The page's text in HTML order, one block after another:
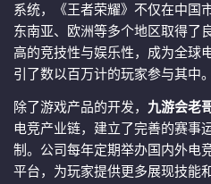
系统，《王者荣耀》不仅在中国
东南亚、欧洲等多个地区取得了
高的竞技性与娱乐性，成为全球
引了数以百万计的玩家参与其中。
除了游戏产品的开发， 九游会老
电竞产业链，建立了完善的赛事
制。公司每年定期举办国内外电
平台，为玩家提供更多展现技能